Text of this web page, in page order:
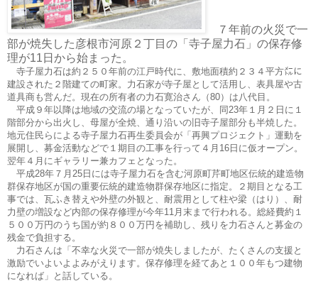
７年前の火災で一
部が焼失した彦根市河原２丁目の「寺子屋力石」の保存修
理が11日から始まった。
寺子屋力石は約２５０年前の江戸時代に、敷地面積約２３４平方㍍に
建設された２階建ての町家。力石家が寺子屋として活用し、表具屋や古
道具商も営んだ。現在の所有者の力石寛治さん（80）は八代目。
平成９年以降は地域の交流の場となっていたが、同23年１月２日に１
階部分から出火し、母屋が全焼、通り沿いの旧寺子屋部分も半焼した。
地元住民らによる寺子屋力石再生委員会が「再興プロジェクト」運動を
展開し、募金活動などで１期目の工事を行って４月16日に仮オープン。
翌年４月にギャラリー兼カフェとなった。
平成28年７月25日には寺子屋力石を含む河原町芹町地区伝統的建造物
群保存地区が国の重要伝統的建造物群保存地区に指定。２期目となる工
事では、瓦ふき替えや外壁の外観と、耐震用として柱や梁（はり）、耐
力壁の増設など内部の保存修理が今年11月末まで行われる。総経費約１
５００万円のうち国が約８００万円を補助し、残りを力石さんと募金の
残金で負担する。
力石さんは「不幸な火災で一部が焼失しましたが、たくさんの支援と
激励でいよいよよみがえります。保存修理を経てあと１００年もつ建物
になれば」と話している。